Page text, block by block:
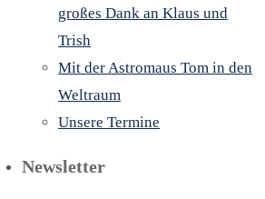
großes Dank an Klaus und
Trish
Mit der Astromaus Tom in den
Weltraum
Unsere Termine
Newsletter